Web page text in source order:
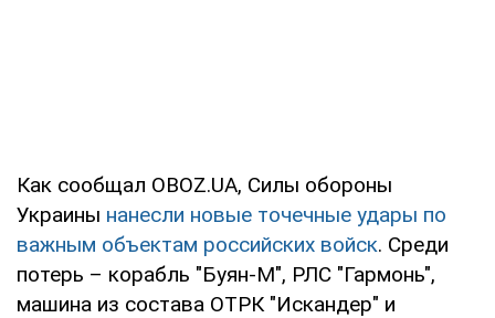
Как сообщал OBOZ.UA, Силы обороны
Украины нанесли новые точечные удары по
важным объектам российских войск. Среди
потерь – корабль "Буян-М", РЛС "Гармонь",
машина из состава ОТРК "Искандер" и